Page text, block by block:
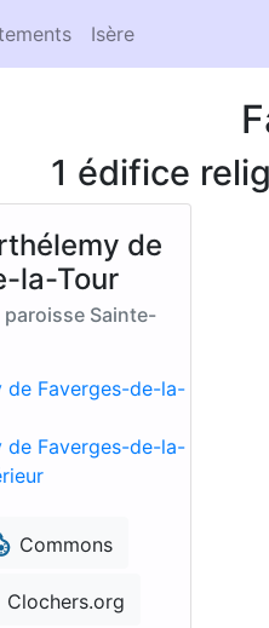
Isère
1 édifice
de
la-Tour
Sainte-
Commons
Clochers.org